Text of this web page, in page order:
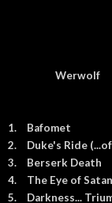
Werwolf
1.
Bafomet
2.
Duke's Ride
3.
Berserk Death
4.
The Eye of Satan
5.
Darkness...